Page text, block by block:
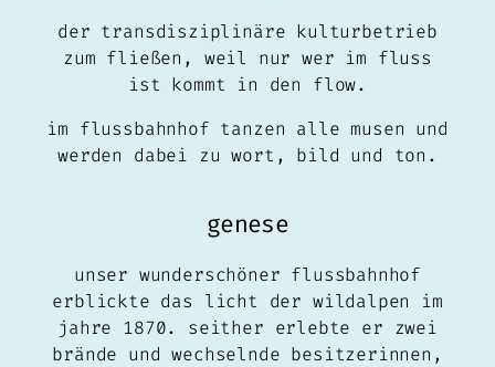
der transdisziplinäre kulturbetrieb
zum fließen, weil nur wer im fluss
ist kommt in den flow.
im flussbahnhof tanzen alle musen und
werden dabei zu wort, bild und ton.
genese
unser wunderschöner flussbahnhof
erblickte das licht der wildalpen im
jahre 1870. seither erlebte er zwei
brände und wechselnde besitzerinnen,